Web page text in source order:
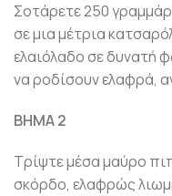
Σοτάρετε 250
σε μια μέτρια
ελαιόλαδο σε δυνατή
να ροδίσουν ελαφρά,
ΒΗΜΑ 2
Τρίψτε μέσα μαύρο
σκόρδο, ελαφρώς